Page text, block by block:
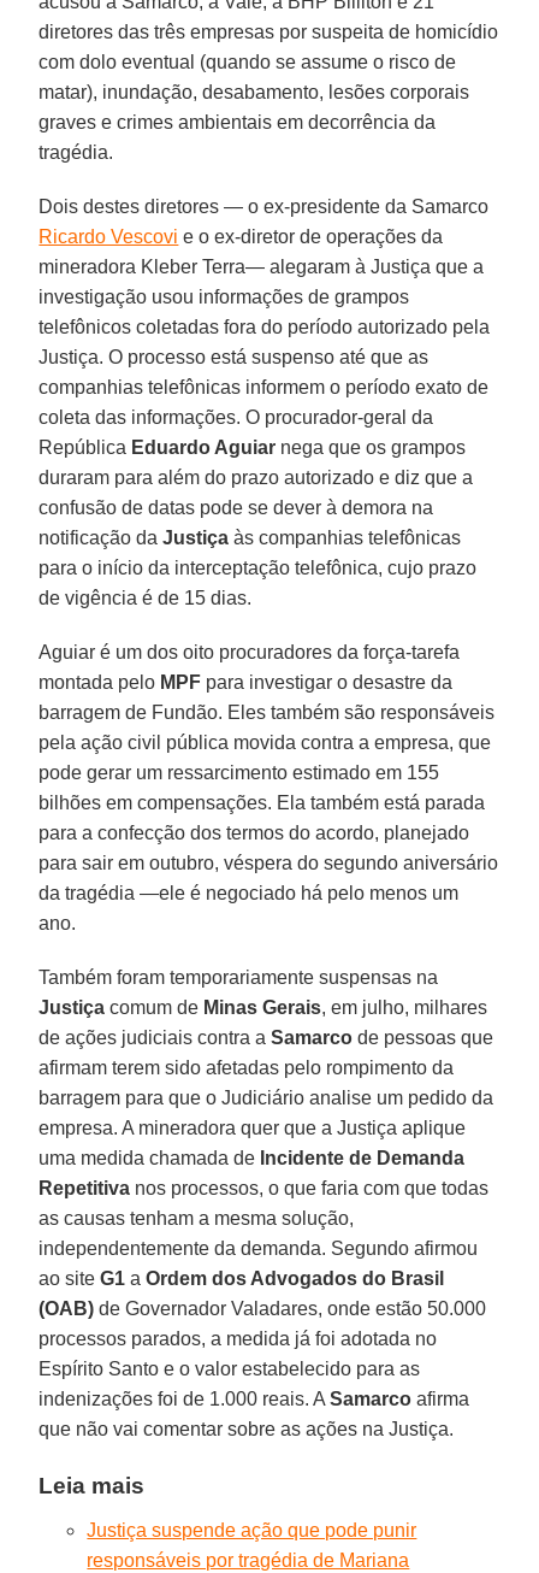
diretores das três empresas por suspeita de homicídio
com dolo eventual (quando se assume o risco de
matar), inundação, desabamento, lesões corporais
graves e crimes ambientais em decorrência da
tragédia.
Dois destes diretores — o ex-presidente da Samarco
Ricardo Vescovi e o ex-diretor de operações da
mineradora Kleber Terra— alegaram à Justiça que a
investigação usou informações de grampos
telefônicos coletadas fora do período autorizado pela
Justiça. O processo está suspenso até que as
companhias telefônicas informem o período exato de
coleta das informações. O procurador-geral da
República Eduardo Aguiar nega que os grampos
duraram para além do prazo autorizado e diz que a
confusão de datas pode se dever à demora na
notificação daJustiça às companhias telefônicas
para o início da interceptação telefônica, cujo prazo
de vigência é de 15 dias.
Aguiar é um dos oito procuradores da força-tarefa
montada pelo MPF para investigar o desastre da
barragem de Fundão. Eles também são responsáveis
pela ação civil pública movida contra a empresa, que
pode gerar um ressarcimento estimado em 155
bilhões em compensações. Ela também está parada
para a confecção dos termos do acordo, planejado
para sair em outubro, véspera do segundo aniversário
da tragédia —ele é negociado há pelo menos um
ano.
Também foram temporariamente suspensas na
Justiça comum de Minas Gerais, em julho, milhares
de ações judiciais contra aSamarco de pessoas que
afirmam terem sido afetadas pelo rompimento da
barragem para que o Judiciário analise um pedido da
empresa. A mineradora quer que a Justiça aplique
uma medida chamada de Incidente de Demanda
Repetitiva nos processos, o que faria com que todas
as causas tenham a mesma solução,
independentemente da demanda. Segundo afirmou
ao siteG1 aOrdem dos Advogados do Brasil
(OAB) de Governador Valadares, onde estão 50.000
processos parados, a medida já foi adotada no
Espírito Santo e o valor estabelecido para as
indenizações foi de 1.000 reais. ASamarco afirma
que não vai comentar sobre as ações na Justiça.
Leia mais
Justiça suspende ação que pode punir
responsáveis por tragédia de Mariana